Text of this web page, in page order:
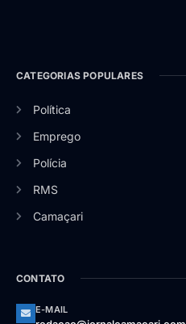
CATEGORIAS POPULARES
Política
Emprego
Polícia
RMS
Camaçari
CONTATO
E-MAIL